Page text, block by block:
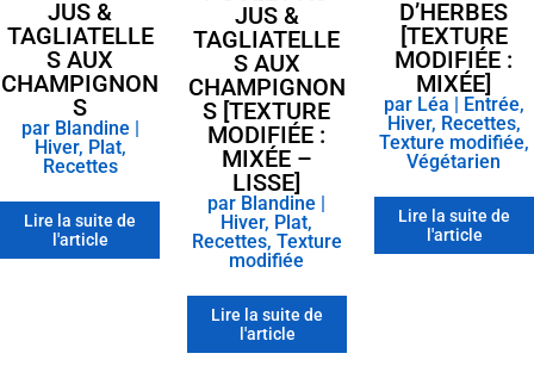
JUS &
TAGLIATELLE
S AUX
CHAMPIGNON
S
par Blandine |
Hiver, Plat,
Recettes
Lire la suite de
l'article
JUS &
TAGLIATELLE
S AUX
CHAMPIGNON
S [TEXTURE
MODIFIÉE :
MIXÉE –
LISSE]
par Blandine |
Hiver, Plat,
Recettes, Texture
modifiée
Lire la suite de
l'article
D’HERBES
[TEXTURE
MODIFIÉE :
MIXÉE]
par Léa | Entrée,
Hiver, Recettes,
Texture modifiée,
Végétarien
Lire la suite de
l'article